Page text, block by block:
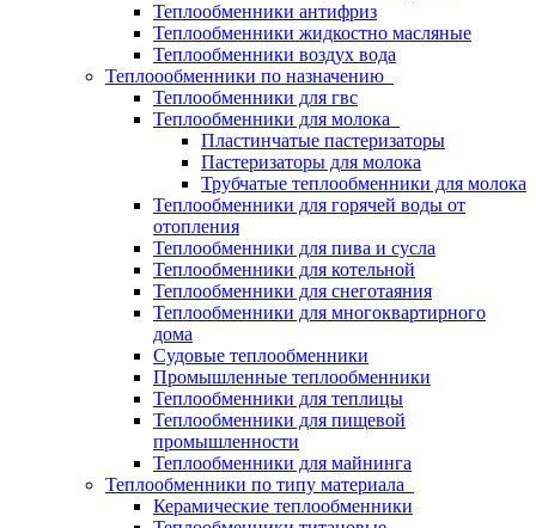
Теплообменники антифриз
Теплообменники жидкостно масляные
Теплообменники воздух вода
Теплоообменники по назначению
Теплообменники для гвс
Теплообменники для молока
Пластинчатые пастеризаторы
Пастеризаторы для молока
Трубчатые теплообменники для молока
Теплообменники для горячей воды от
отопления
Теплообменники для пива и сусла
Теплообменники для котельной
Теплообменники для снеготаяния
Теплообменники для многоквартирного
дома
Судовые теплообменники
Промышленные теплообменники
Теплообменники для теплицы
Теплообменники для пищевой
промышленности
Теплообменники для майнинга
Теплообменники по типу материала
Керамические теплообменники